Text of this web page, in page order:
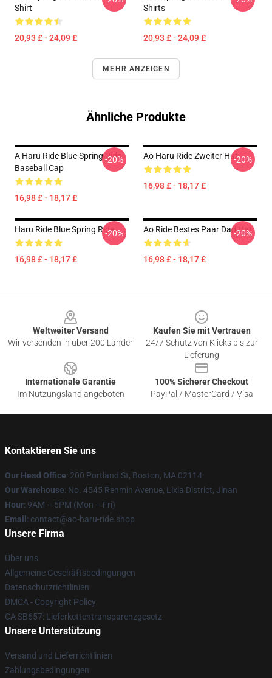
Shirt
20,93 £ - 24,09 £
Shirts
20,93 £ - 24,09 £
MEHR ANZEIGEN
Ähnliche Produkte
A Haru Ride Blue Spring Ride
Baseball Cap
16,98 £ - 18,17 £
-20% Ao Haru Ride Zweiter Hut
16,98 £ - 18,17 £
-20%
Haru Ride Blue Spring Ride
16,98 £ - 18,17 £
-20% Ao Ride Bestes Paar Dad Hat
16,98 £ - 18,17 £
-20%
Weltweiter Versand
Wir versenden in über 200 Länder
Kaufen Sie mit Vertrauen
24/7 Schutz von Klicks bis zur
Lieferung
Internationale Garantie
Im Nutzungsland angeboten
100% Sicherer Checkout
PayPal / MasterCard / Visa
Kontaktieren Sie uns
Our Head Office: 200 Portland St, Boston, MA 02114
Our Warehouse: No. 4545 Renmin Avenue, Lixia District, Jinan
Hour: 9AM – 5PM (Mon – Fri)
Email : contact@ao-haru-ride.shop
Unsere Firma
Über uns
Allgemeine Geschäftsbedingungen
Datenschutzrichtlinien
DMCA - Copyright Policy
CA SB657: Lieferkettentransparenzgesetz
Unsere Unterstützung
Versand und Lieferrichtlinien
Zahlungsbedingungen